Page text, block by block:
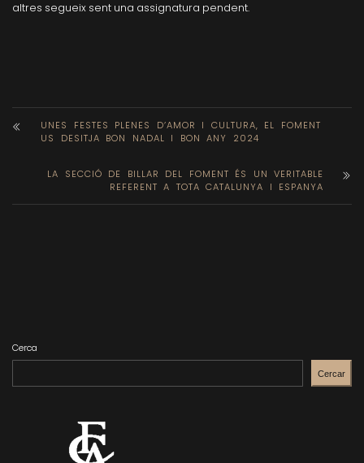
altres segueix sent una assignatura pendent.
UNES FESTES PLENES D’AMOR I CULTURA, EL FOMENT
US DESITJA BON NADAL I BON ANY 2024
LA SECCIÓ DE BILLAR DEL FOMENT ÉS UN VERITABLE
REFERENT A TOTA CATALUNYA I ESPANYA
Cerca
Cercar